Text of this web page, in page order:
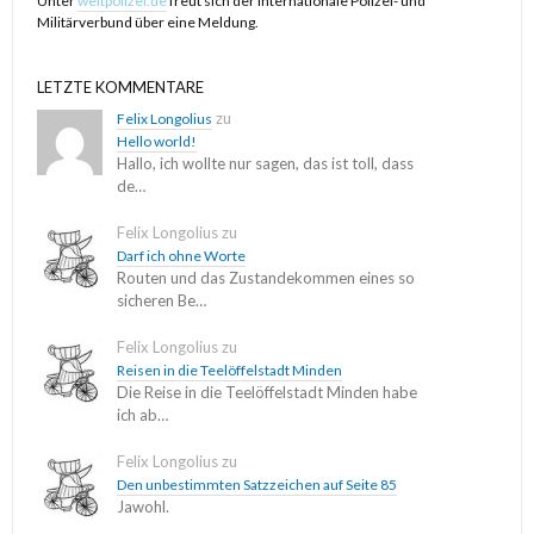
nehmen und schließlich getilgt werden.
Ich habe ein bisschen überreagiert und zudem konnte bei
Verschwörung? Eine Folterverschwörung. Sie ist nach
tagesaktueller emotionaler Draufsicht tatsächlich ein ganz kleines
bisschen überwunden, aber vorhin am Bahnhof, da hat es wieder
Das hat nichts persönlich mit einer Hochzeit zu tun.
Veröffentlichungen. Weil mich in der U-Bahn eine News ereilt, dass
es wohl bald, ich hätte dann an morgen oder übermorgen gedacht,
Militärverbund über eine Meldung.
LETZTE KOMMENTARE
Felix Longolius zu
Hello world!
Hallo, ich wollte nur sagen, das ist toll, dass
de…
Felix Longoliuszu
Darf ich ohne Worte
Routen und das Zustandekommen eines so
sicheren Be…
Felix Longoliuszu
Reisen in die Teelöffelstadt Minden
Die Reise in die Teelöffelstadt Minden habe
ich ab…
Felix Longoliuszu
Den unbestimmten Satzzeichen auf Seite 85
Jawohl.